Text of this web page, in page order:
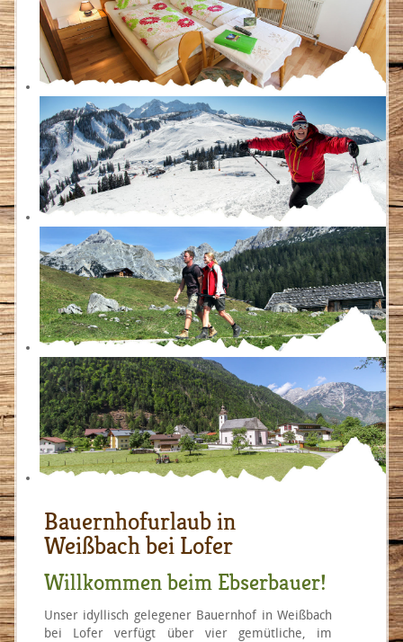
Bauernhofurlaub in
Weißbach bei Lofer
Willkommen beim Ebserbauer!
Unser idyllisch gelegener Bauernhof in Weißbach
bei Lofer verfügt über vier gemütliche, im